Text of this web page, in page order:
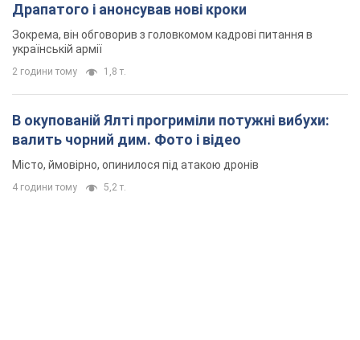
Драпатого і анонсував нові кроки
Зокрема, він обговорив з головкомом кадрові питання в
українській армії
2 години тому 1,8 т.
В окупованій Ялті прогриміли потужні вибухи:
валить чорний дим. Фото і відео
Місто, ймовірно, опинилося під атакою дронів
4 години тому 5,2 т.